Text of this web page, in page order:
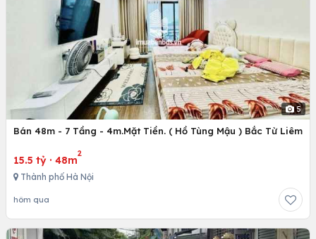
5
Bán 48m - 7 Tầng - 4m.Mặt Tiền. ( Hồ Tùng Mậu ) Bắc Từ Liêm
15.5 tỷ · 48m
2
Thành phố Hà Nội
hôm qua